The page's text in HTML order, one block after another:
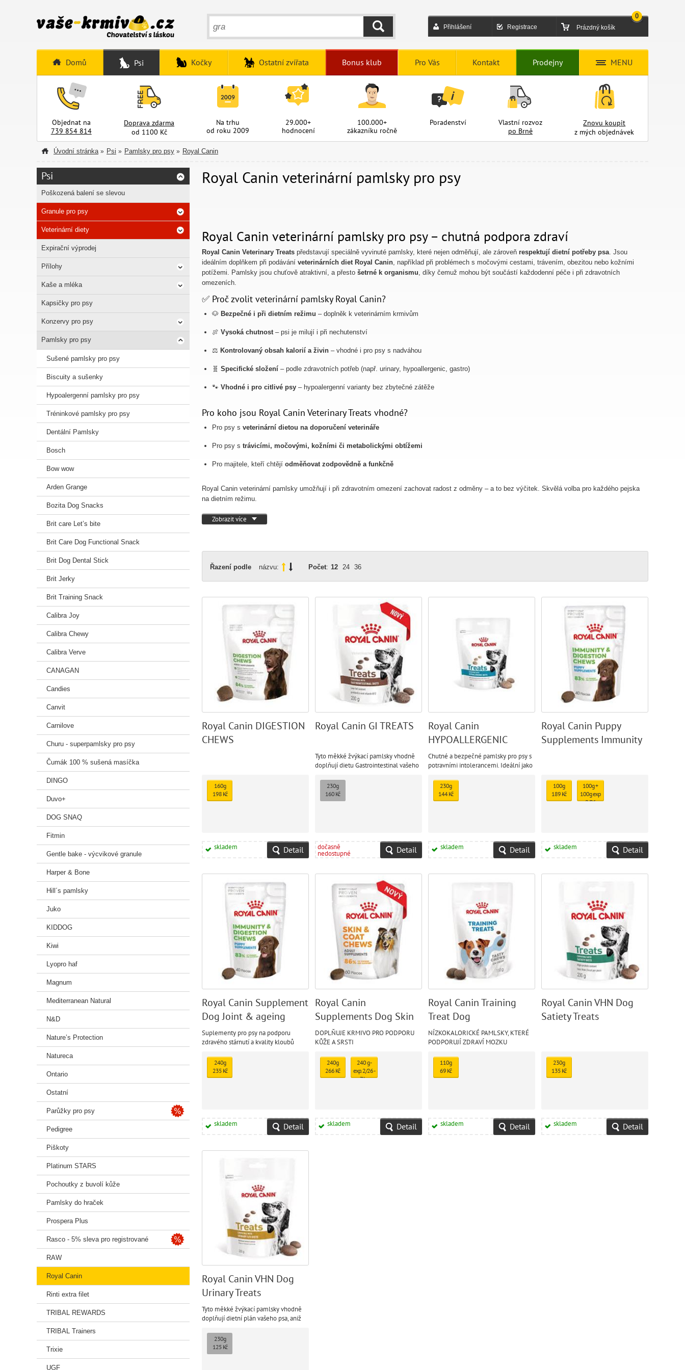
Přihlášení Registrace Prázdný košík
0
HLEDAT
Domů Psi Kočky Ostatní zvířata Bonus klub Pro Vás Kontakt Prodejny MENU
Objednat na
739 854 814
Doprava zdarma
od 1100 Kč
Na trhu
od roku 2009
29.000+
hodnocení
100.000+
zákazníku ročně
Poradenství
Vlastní rozvoz
po Brně
Znovu koupit
z mých objednávek
Úvodní stránka » Psi » Pamlsky pro psy » Royal Canin
Royal Canin veterinární pamlsky pro psy
Royal Canin veterinární pamlsky pro psy – chutná podpora zdraví
Royal Canin Veterinary Treats představují speciálně vyvinuté pamlsky, které nejen odměňují, ale zároveň respektují dietní potřeby psa. Jsou
ideálním doplňkem při podávání veterinárních diet Royal Canin, například při problémech s močovými cestami, trávením, obezitou nebo kožními
potížemi. Pamlsky jsou chuťově atraktivní, a přesto šetrné k organismu, díky čemuž mohou být součástí každodenní péče i při zdravotních
omezeních.
✅ Proč zvolit veterinární pamlsky Royal Canin?
🐶 Bezpečné i při dietním režimu – doplněk k veterinárním krmivům
🍖 Vysoká chutnost– psi je milují i při nechutenství
⚖️ Kontrolovaný obsah kalorií a živin – vhodné i pro psy s nadváhou
🧬 Specifické složení – podle zdravotních potřeb (např. urinary, hypoallergenic, gastro)
🐾 Vhodné i pro citlivé psy – hypoalergenní varianty bez zbytečné zátěže
Pro koho jsou Royal Canin Veterinary Treats vhodné?
Pro psy s veterinární dietou na doporučení veterináře
Pro psy s trávicími, močovými, kožními či metabolickými obtížemi
Pro majitele, kteří chtějí odměňovat zodpovědně a funkčně
Royal Canin veterinární pamlsky umožňují i při zdravotním omezení zachovat radost z odměny – a to bez výčitek. Skvělá volba pro každého pejska
na dietním režimu.
Zobrazit více
Řazení podle názvu: Počet: 12 24 36
Royal Canin DIGESTION
CHEWS
160g
198 Kč
skladem Detail
Royal Canin GI TREATS
Tyto měkké žvýkací pamlsky vhodně
doplňují dietu Gastrointestinal vašeho
přínosy.
230g
160 Kč
dočasně
nedostupné Detail
Royal Canin
HYPOALLERGENIC
TREATS
Chutné a bezpečné pamlsky pro psy s
potravními intolerancemi. Ideální jako
diety.230g
144 Kč
skladem Detail
Royal Canin Puppy
Supplements Immunity
100g
189 Kč
100g +
100g exp
2/26
skladem Detail
Royal Canin Supplement
Dog Joint & ageing
chews
Suplementy pro psy na podporu
zdravého stárnutí a kvality kloubů
240g
235 Kč
skladem Detail
Royal Canin
Supplements Dog Skin
& Coat Adult
DOPLŇUJE KRMIVO PRO PODPORU
KŮŽE A SRSTI
240g
266 Kč
240 g -
exp. 2/26 -
7 ks
skladem Detail
Royal Canin Training
Treat Dog
NÍZKOKALORICKÉ PAMLSKY, KTERÉ
PODPORUJÍ ZDRAVÍ MOZKU
110g
69 Kč
skladem Detail
Royal Canin VHN Dog
Satiety Treats
230g
135 Kč
skladem Detail
Royal Canin VHN Dog
Urinary Treats
Tyto měkké žvýkací pamlsky vhodně
doplňují dietní plán vašeho psa, aniž
jsou pozornou volbou, která podporuje
jeho životní pohodu
230g
125 Kč
Psi
Poškozená balení se slevou
Granule pro psy
Veterinární diety
Expirační výprodej
Přílohy
Kaše a mléka
Kapsičky pro psy
Konzervy pro psy
Pamlsky pro psy
Sušené pamlsky pro psy
Biscuity a sušenky
Hypoalergenní pamlsky pro psy
Tréninkové pamlsky pro psy
Dentální Pamlsky
Bosch
Bow wow
Arden Grange
Bozita Dog Snacks
Brit care Let’s bite
Brit Care Dog Functional Snack
Brit Dog Dental Stick
Brit Jerky
Brit Training Snack
Calibra Joy
Calibra Chewy
Calibra Verve
CANAGAN
Candies
Canvit
Carnilove
Churu - superpamlsky pro psy
Čumák 100 % sušená masíčka
DINGO
Duvo+
DOG SNAQ
Fitmin
Gentle bake - výcvikové granule
Harper & Bone
Hill´s pamlsky
Juko
KIDDOG
Kiwi
Lyopro haf
Magnum
Mediterranean Natural
N&D
Nature’s Protection
Natureca
Ontario
Ostatní
Parůžky pro psy
Pedigree
Piškoty
Platinum STARS
Pochoutky z buvolí kůže
Pamlsky do hraček
Prospera Plus
Rasco - 5% sleva pro registrované
RAW
Royal Canin
Rinti extra filet
TRIBAL REWARDS
TRIBAL Trainers
Trixie
UGF